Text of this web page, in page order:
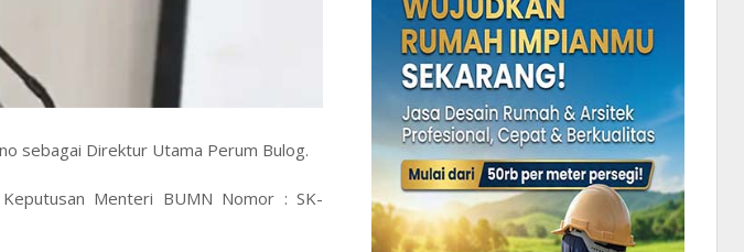
sebagai Direktur Utama Perum Bulog.
Menteri BUMN Nomor : SK-